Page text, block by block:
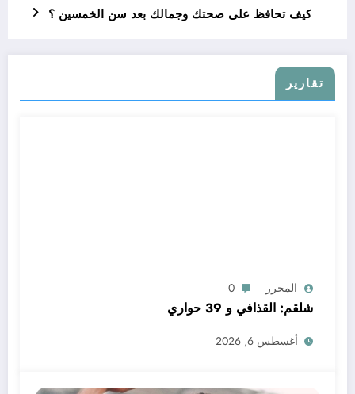
كيف تحافظ على صحتك وجمالك بعد سن الخمسين ؟
تقارير
المحرر 0
شلقم: القذافي و 39 حواري
أغسطس 6, 2026